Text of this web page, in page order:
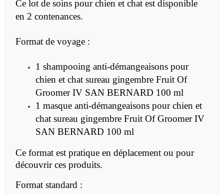
Ce lot de soins pour chien et chat est disponible
en 2 contenances.
Format de voyage :
1 shampooing anti-démangeaisons pour
chien et chat sureau gingembre Fruit Of
Groomer IV SAN BERNARD 100 ml
1 masque anti-démangeaisons pour chien et
chat sureau gingembre Fruit Of Groomer IV
SAN BERNARD 100 ml
Ce format est pratique en déplacement ou pour
découvrir ces produits.
Format standard :